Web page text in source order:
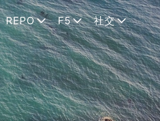
REPO F5 社交